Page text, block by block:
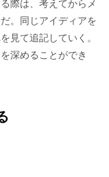
際は、考えてからメ
。同じアイディアを
見て追記していく。
深めることができ